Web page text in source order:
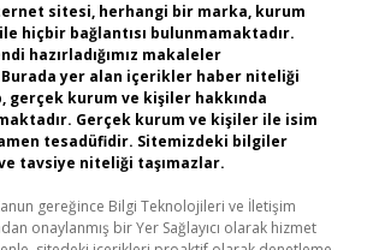
sitesi, herhangi bir marka, kurum
hiçbir bağlantısı bulunmamaktadır.
hazırladığımız makaleler
Burada yer alan içerikler haber niteliği
gerçek kurum ve kişiler hakkında
Gerçek kurum ve kişiler ile isim
tesadüfidir. Sitemizdeki bilgiler
tavsiye niteliği taşımazlar.
gereğince Bilgi Teknolojileri ve İletişim
onaylanmış bir Yer Sağlayıcı olarak hizmet